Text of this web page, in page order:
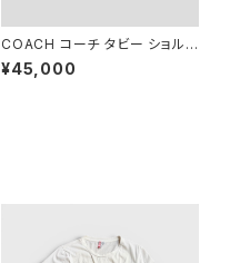
COACH コーチ タビー ショルダ
ー バッグ 26 キルティング クリ
ンクル メタリック シルバー CW
¥45,000